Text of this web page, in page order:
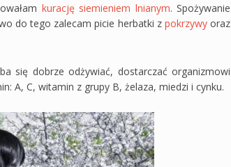
kurację siemieniem lnianym. Spożywanie
do tego zalecam picie herbatki z pokrzywyoraz
się dobrze odżywiać, dostarczać organizmowi
A, C, witamin z grupy B, żelaza, miedzi i cynku.